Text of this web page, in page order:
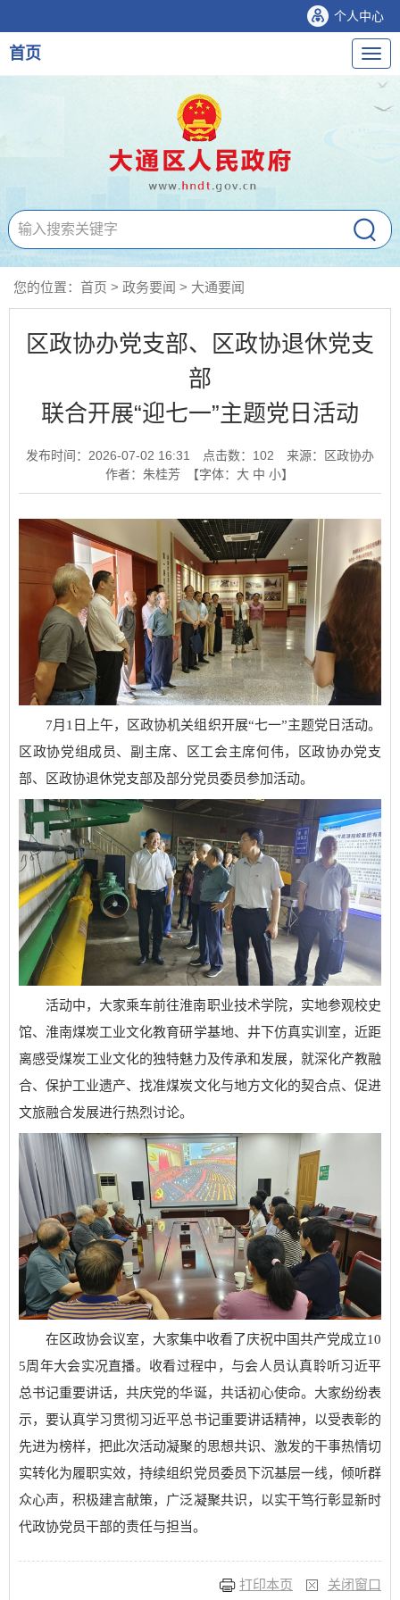
个人中心
导
航
首页
您的位置： 首页 > 政务要闻 > 大通要闻
区政协办党支部、区政协退休党支
部
联合开展“迎七一”主题党日活动
发布时间：2026-07-02 16:31 点击数： 102
来源：区政协办
作者：朱桂芳
【字体： 大 中 小】
7月1日上午，区政协机关组织开展“七一”主题党日活动。
区政协党组成员、副主席、区工会主席何伟，区政协办党支
部、区政协退休党支部及部分党员委员参加活动。
活动中，大家乘车前往淮南职业技术学院，实地参观校史
馆、淮南煤炭工业文化教育研学基地、井下仿真实训室，近距
离感受煤炭工业文化的独特魅力及传承和发展，就深化产教融
合、保护工业遗产、找准煤炭文化与地方文化的契合点、促进
文旅融合发展进行热烈讨论。
在区政协会议室，大家集中收看了庆祝中国共产党成立10
5周年大会实况直播。收看过程中，与会人员认真聆听习近平
总书记重要讲话，共庆党的华诞，共话初心使命。大家纷纷表
示，要认真学习贯彻习近平总书记重要讲话精神，以受表彰的
先进为榜样，把此次活动凝聚的思想共识、激发的干事热情切
实转化为履职实效，持续组织党员委员下沉基层一线，倾听群
众心声，积极建言献策，广泛凝聚共识，以实干笃行彰显新时
代政协党员干部的责任与担当。
打印本页 关闭窗口